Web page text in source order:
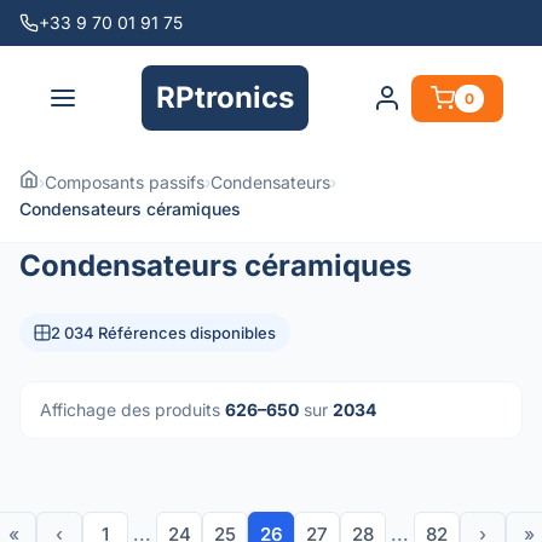
+33 9 70 01 91 75
RPtronics 0
›Composants passifs›Condensateurs›
Condensateurs céramiques
Condensateurs céramiques
2 034 Références disponibles
Affichage des produits 626–650 sur 2034
« ‹ 1 ... 24 25 26 27 28 ... 82 › »